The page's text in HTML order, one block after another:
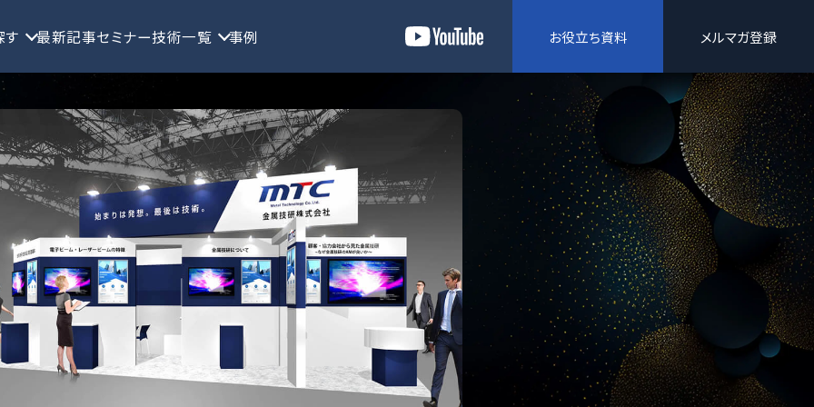
す 最新記事セミナー技術一覧 事例 お役立ち資料 メルマガ登録